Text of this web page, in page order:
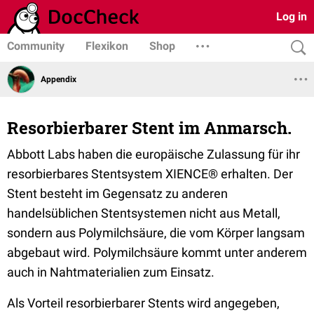
Log in
Community Flexikon Shop
Appendix
Resorbierbarer Stent im Anmarsch.
Abbott Labs haben die europäische Zulassung für ihr
resorbierbares Stentsystem XIENCE® erhalten. Der
Stent besteht im Gegensatz zu anderen
handelsüblichen Stentsystemen nicht aus Metall,
sondern aus Polymilchsäure, die vom Körper langsam
abgebaut wird. Polymilchsäure kommt unter anderem
auch in Nahtmaterialien zum Einsatz.
Als Vorteil resorbierbarer Stents wird angegeben,